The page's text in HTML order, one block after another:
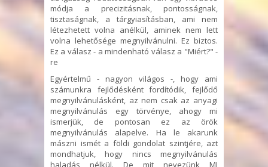
módja a precizitásnak, pontosságnak,
tisztaságnak, a tárgyiasításban, ami nem
létezhetett volna anélkül, aminek nem lett
volna lehetősége megnyilvánulni. Ez biztos.
Ez a válasz - a mindenható válasz a "Miért?" -
re
Egyértelmű - nagyon világos -, hogy ami
számunkra fejlődésként fordítódik, fejlődő
megnyilvánulásként, az nem csak az anyagi
megnyilvánulás egy törvénye, ahogy mi
ismerjük, de pontosan ez az örök
megnyilvánulás alapelve. Ha le akarunk
mászni ismét a földi gondolat szintjére, azt
mondhatjuk, hogy nincs megnyilvánulás
haladás nélkül. De mit nevezünk MI